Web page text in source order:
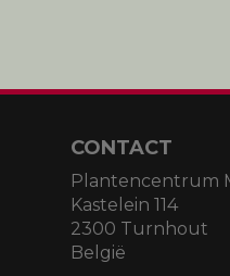
CONTACT
Plantencentrum
Kastelein 114
2300 Turnhout
België